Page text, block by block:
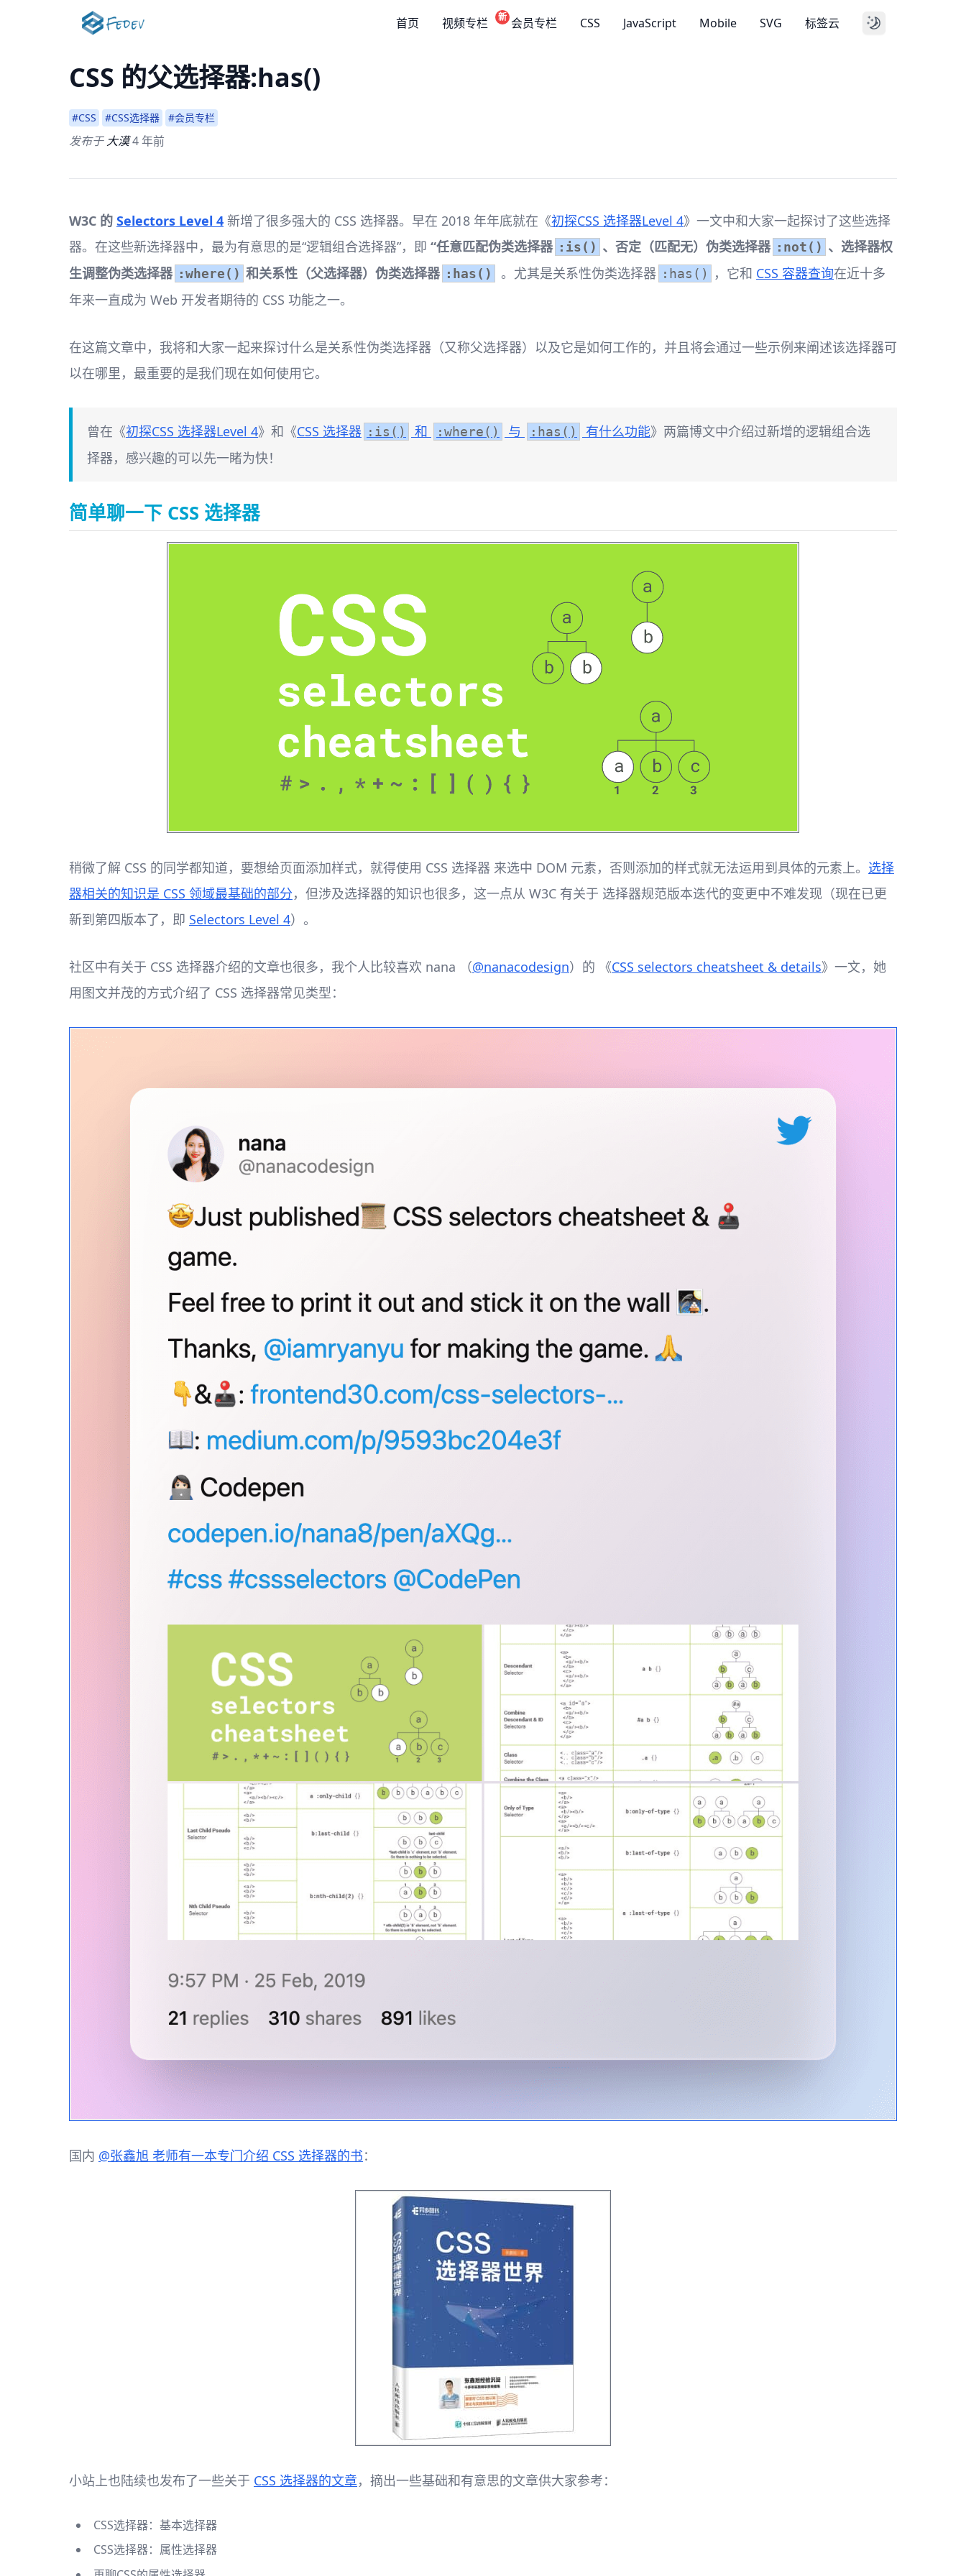
首页 视频专栏 新 会员专栏 CSS JavaScript Mobile SVG 标签云
CSS 的父选择器:has()
#CSS #CSS选择器 #会员专栏
发布于大漠4 年前
W3C 的 Selectors Level 4 新增了很多强大的 CSS 选择器。早在 2018 年年底就在《初探CSS 选择器Level 4》一文中和大家一起探讨了这些选择
器。在这些新选择器中，最为有意思的是“逻辑组合选择器”，即 “任意匹配伪类选择器 :is() 、否定（匹配无）伪类选择器 :not() 、选择器权
生调整伪类选择器 :where() 和关系性（父选择器）伪类选择器 :has() 。尤其是关系性伪类选择器 :has() ，它和 CSS 容器查询在近十多
年来一直成为 Web 开发者期待的 CSS 功能之一。
在这篇文章中，我将和大家一起来探讨什么是关系性伪类选择器（又称父选择器）以及它是如何工作的，并且将会通过一些示例来阐述该选择器可
以在哪里，最重要的是我们现在如何使用它。
曾在《初探CSS 选择器Level 4》和《CSS 选择器 :is() 和 :where() 与 :has() 有什么功能》两篇博文中介绍过新增的逻辑组合选
择器，感兴趣的可以先一睹为快！
简单聊一下 CSS 选择器
稍微了解 CSS 的同学都知道，要想给页面添加样式，就得使用 CSS 选择器 来选中 DOM 元素，否则添加的样式就无法运用到具体的元素上。 选择
器相关的知识是 CSS 领域最基础的部分，但涉及选择器的知识也很多，这一点从 W3C 有关于 选择器规范版本迭代的变更中不难发现（现在已更
新到第四版本了，即 Selectors Level 4）。
社区中有关于 CSS 选择器介绍的文章也很多，我个人比较喜欢 nana （@nanacodesign）的 《CSS selectors cheatsheet & details》一文，她
用图文并茂的方式介绍了 CSS 选择器常见类型：
国内 @张鑫旭 老师有一本专门介绍 CSS 选择器的书：
小站上也陆续也发布了一些关于 CSS 选择器的文章，摘出一些基础和有意思的文章供大家参考：
CSS选择器：基本选择器
CSS选择器：属性选择器